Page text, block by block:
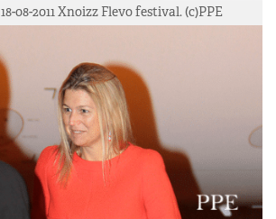
18-08-2011 Xnoizz Flevo festival. (c)PPE